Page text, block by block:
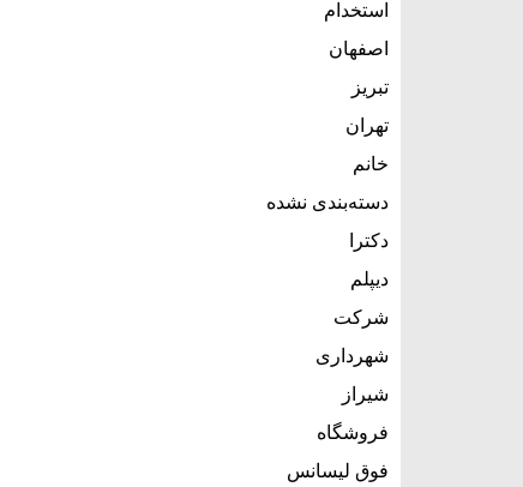
استخدام
اصفهان
تبریز
تهران
خانم
دسته‌بندی نشده
دکترا
دیپلم
شرکت
شهرداری
شیراز
فروشگاه
فوق لیسانس